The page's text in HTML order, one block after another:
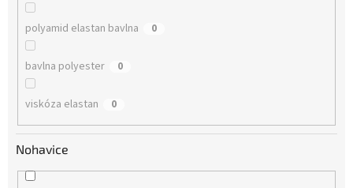
polyamid elastan bavlna 0
bavlna polyester 0
viskóza elastan 0
Nohavice